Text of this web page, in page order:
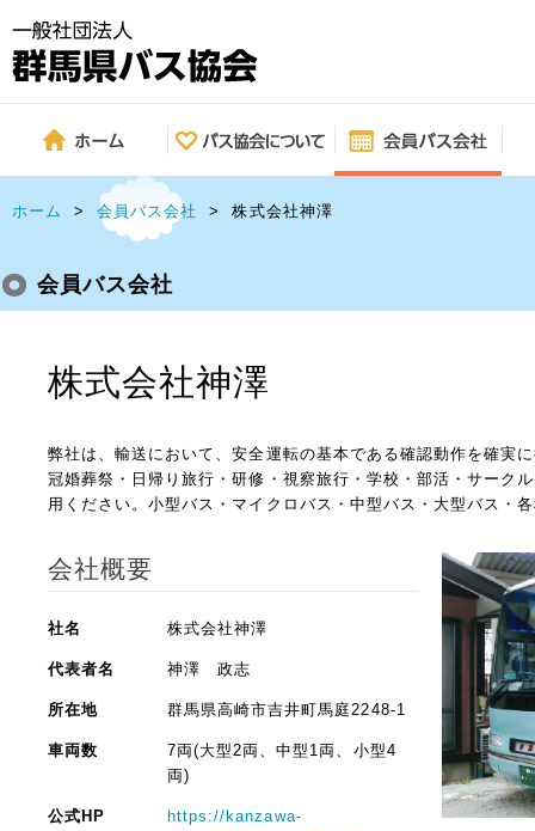
ホーム > 会員バス会社 > 株式会社神澤
会員バス会社
株式会社神澤
弊社は、輸送において、安全運転の基本である確認動作を確実
冠婚葬祭・日帰り旅行・研修・視察旅行・学校・部活・サーク
用ください。小型バス・マイクロバス・中型バス・大型バス・
会社概要
社名 株式会社神澤
代表者名 神澤 政志
所在地 群馬県高崎市吉井町馬庭2248-1
車両数
7両(大型2両、中型1両、小型4
両)
公式HP
https://kanzawa-